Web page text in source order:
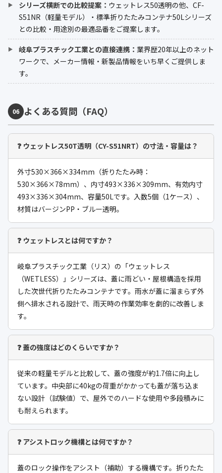
シリーズ横断での比較提案： ウェットレス50透明の他、CF-
S51NR（軽量モデル）・標準折りたたみコンテナ50Lシリーズ
との比較・用途別の最適品番をご提案します。
岐阜プラスチック工業との直接連携： 業界歴20年以上のネット
ワークで、メーカー情報・新製品情報をいち早くご提供しま
す。
06 よくある質問（FAQ）
❓ ウェットレス50T透明（CY-S51NRT）の寸法・容量は？
外寸530×366×334mm（折りたたみ時：
530×366×78mm）、内寸493×336×309mm、有効内寸
493×336×304mm、容量50Lです。入数5個（1ケース）、
材質はバージンPP・ブルー透明。
❓ ウェットレスとは何ですか？
岐阜プラスチック工業（リス）の「ウェットレス
（WETLESS）」シリーズは、蓋に雨どい・屋根構造を採用
した次世代折りたたみコンテナです。雨水が蓋に溜まらず外
側へ排水される設計で、雨天時の作業効率を劇的に改善しま
す。
❓ 蓋の強度はどのくらいですか？
従来の軽量モデルと比較して、蓋の強度が約1.7倍に向上し
ています。中央部に40kgの荷重がかかっても蓋が落ち込ま
ない設計（試験値）で、屋外でのハードな使用や多段積みに
も耐えられます。
❓ アシストロック機構とは何ですか？
蓋のロック操作をアシスト（補助）する機構です。折りたた